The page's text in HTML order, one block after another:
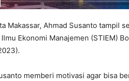
Makassar, Ahmad Susanto tampil
Ekonomi Manajemen (STIEM)
memberi motivasi agar bisa